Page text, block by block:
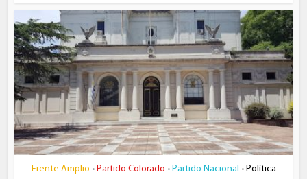
Frente Amplio • Partido Colorado • Partido Nacional • Política